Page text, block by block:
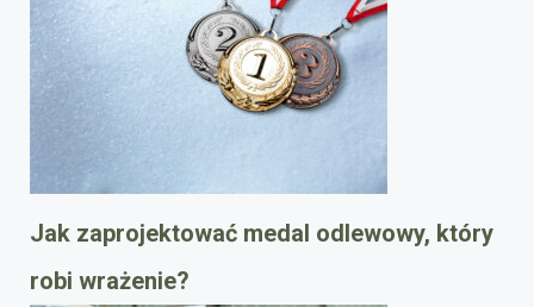
Jak zaprojektować medal odlewowy, który
robi wrażenie?